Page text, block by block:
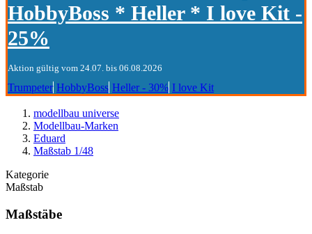
HobbyBoss * Heller * I love Kit -
25%
Aktion gültig vom 24.07. bis 06.08.2026
Trumpeter HobbyBoss Heller - 30% I love Kit
modellbau universe
Modellbau-Marken
Eduard
Maßstab 1/48
Kategorie
Maßstab
Maßstäbe